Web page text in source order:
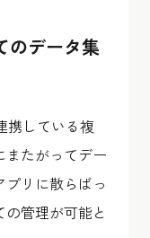
のデータ集
携している複
またがってデー
リに散らばっ
管理が可能と